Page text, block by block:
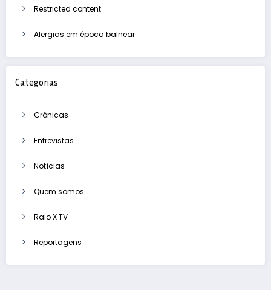
Restricted content
Alergias em época balnear
Categorias
Crónicas
Entrevistas
Notícias
Quem somos
Raio X TV
Reportagens